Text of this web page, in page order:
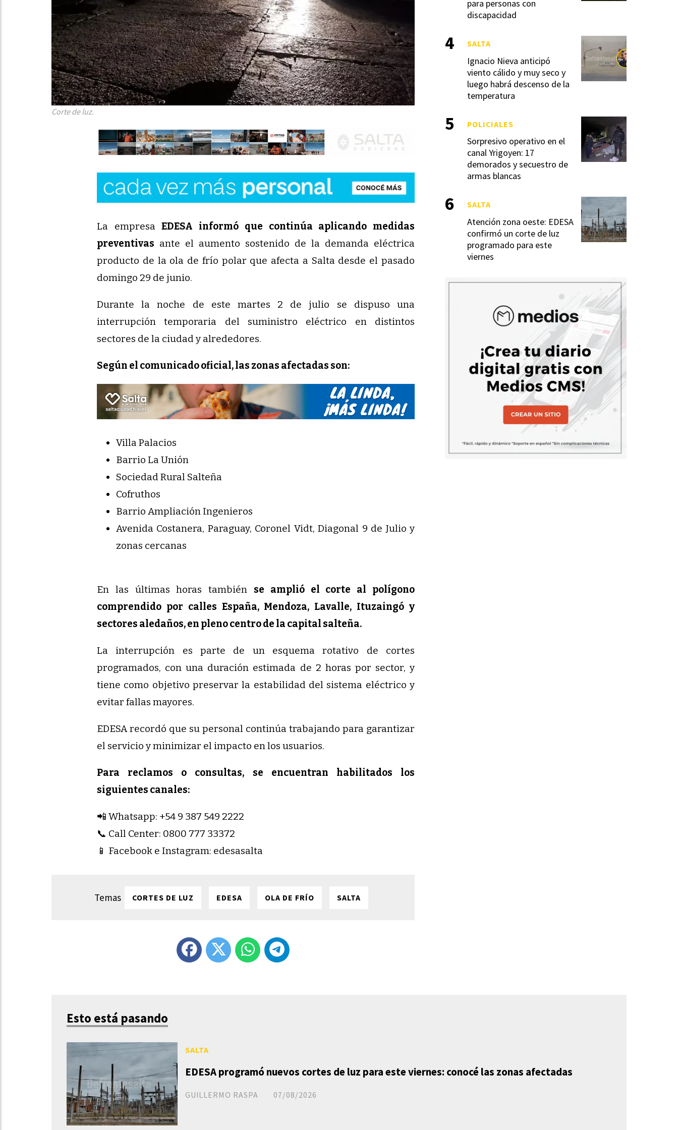
Corte de luz.
La empresaEDESA informó que continúa aplicando medidas
preventivas ante el aumento sostenido de la demanda eléctrica
producto de la ola de frío polar que afecta a Salta desde el pasado
domingo 29 de junio.
Durante la noche de este martes 2 de julio se dispuso una
interrupción temporaria del suministro eléctrico en distintos
sectores de la ciudad y alrededores.
Según el comunicado oficial, las zonas afectadas son:
Villa Palacios
Barrio La Unión
Sociedad Rural Salteña
Cofruthos
Barrio Ampliación Ingenieros
Avenida Costanera, Paraguay, Coronel Vidt, Diagonal 9 de Julio y
zonas cercanas
En las últimas horas también se amplió el corte al polígono
comprendido por calles España, Mendoza, Lavalle, Ituzaingó y
sectores aledaños, en pleno centro de la capital salteña.
La interrupción es parte de un esquema rotativo de cortes
programados, con una duración estimada de 2 horas por sector, y
tiene como objetivo preservar la estabilidad del sistema eléctrico y
evitar fallas mayores.
EDESA recordó que su personal continúa trabajando para garantizar
el servicio y minimizar el impacto en los usuarios.
Para reclamos o consultas, se encuentran habilitados los
siguientes canales:
📲 Whatsapp: +54 9 387 549 2222
📞 Call Center: 0800 777 33372
📱 Facebook e Instagram: edesasalta
CORTES DE LUZ EDESA OLA DE FRÍO SALTA
Esto está pasando
EDESA programó nuevos cortes de luz para este viernes: conocé las zonas afectadas
GUILLERMO RASPA
SALTA
07/08/2026
para personas con
discapacidad
Ignacio Nieva anticipó
viento cálido y muy seco y
luego habrá descenso de la
temperatura
SALTA
Sorpresivo operativo en el
canal Yrigoyen: 17
demorados y secuestro de
armas blancas
POLICIALES
Atención zona oeste: EDESA
confirmó un corte de luz
programado para este
viernes
SALTA